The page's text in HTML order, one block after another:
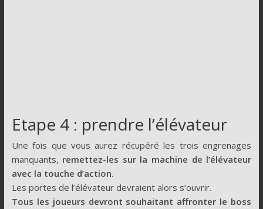
Etape 4 : prendre l’élévateur
Une fois que vous aurez récupéré les trois engrenages
manquants, remettez-les sur la machine de l’élévateur
avec la touche d’action.
Les portes de l’élévateur devraient alors s’ouvrir.
Tous les joueurs devront souhaitant affronter le boss